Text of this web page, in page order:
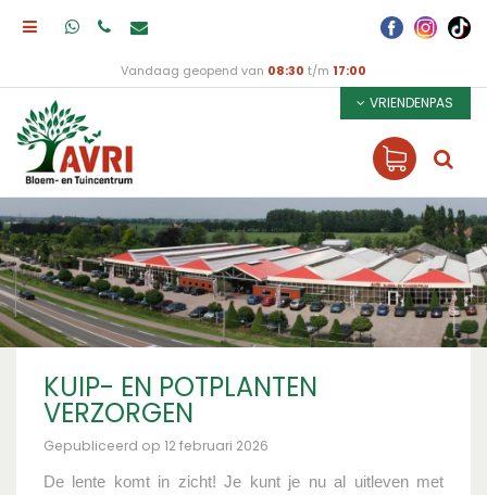
Vandaag geopend van 08:30 t/m 17:00
VRIENDENPAS
KUIP- EN POTPLANTEN
VERZORGEN
Gepubliceerd op 12 februari 2026
De lente komt in zicht! Je kunt je nu al uitleven met